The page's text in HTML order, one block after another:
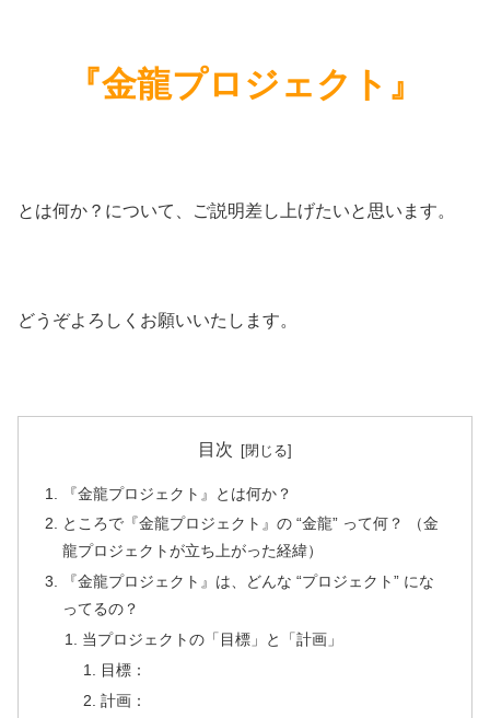
『金龍プロジェクト』
とは何か？について、ご説明差し上げたいと思います。
どうぞよろしくお願いいたします。
目次
『金龍プロジェクト』とは何か？
ところで『金龍プロジェクト』の “金龍” って何？ （金
龍プロジェクトが立ち上がった経緯）
『金龍プロジェクト』は、どんな “プロジェクト” にな
ってるの？
当プロジェクトの「目標」と「計画」
目標：
計画：